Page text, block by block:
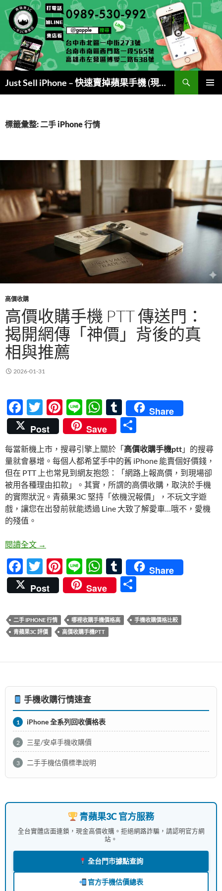
至
內
容
Just Sell iPhone – 快速賣掉蘋果手機 (現金交易)
尋
標籤彙整: 二手 iPhone 行情
高價收購
高價收購手機 PTT 傳送門：
揭開網傳「神價」背後的真
相與推薦
2026-01-31
F
ac
e
b
o
o
k
T
w
itt
er
Pi
nt
er
es
t
Li
n
e
W
h
at
s
A
p
p
T
u
m
bl
r
Share
Post
Save
享
每當新機上市，搜尋引擎上關於「 高價收購手機ptt 」的搜尋
量就會暴增。每個人都希望手中的舊 iPhone 能賣個好價錢，
但在 PTT 上也常見到網友抱怨：「網路上報高價，到現場卻
被用各種理由扣款」。其實，所謂的高價收購，取決於手機
的實際狀況。青蘋果3C 堅持「依機況報價」，不玩文字遊
戲，讓您在出發前就能透過 Line 大致了解愛車…哦不，愛機
的殘值。
閱讀全文 高價收購手機 PTT 傳送門：揭開網傳「神價」背後
→
F
ac
e
b
o
k
T
w
itt
er
Pi
nt
er
es
t
Li
n
e
W
h
at
s
A
p
T
u
m
bl
r
Share
Post
Save
二手 IPHONE 行情 哪裡收購手機價格高
手機收購價格比較
青蘋果3C 評價
高價收購手機PTT
手機收購行情速查
1 iPhone 全系列回收價格表
2 三星/安卓手機收購價
3 二手手機估價標準說明
青蘋果3C 官方服務
全台實體店面連鎖，現金高價收購。拒絕網路詐騙，請認明官方網
站。
全台門市據點查詢
官方手機估價總表